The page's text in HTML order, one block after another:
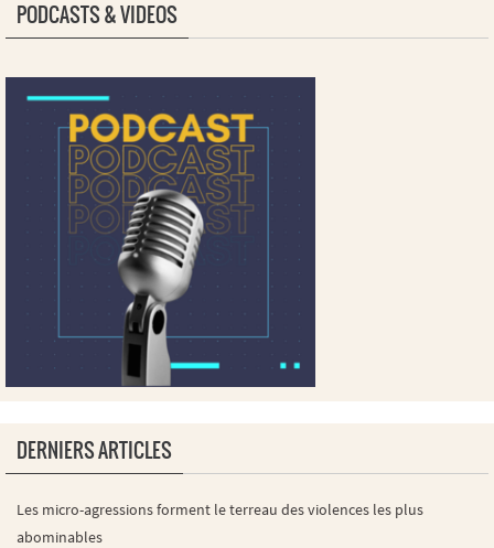
PODCASTS & VIDEOS
DERNIERS ARTICLES
Les micro-agressions forment le terreau des violences les plus
abominables